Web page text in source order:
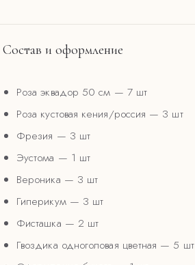
Состав и оформление
Роза эквадор 50 см — 7 шт
Роза кустовая кения/россия — 3 шт
Фрезия — 3 шт
Эустома — 1 шт
Вероника — 3 шт
Гиперикум— 3 шт
Фисташка — 2 шт
Гвоздика одноголовая цветная — 5 шт